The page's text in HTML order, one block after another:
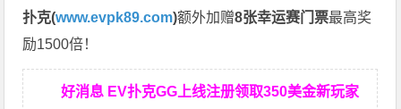
扑克(www.evpk89.com)额外加赠8张幸运赛门票最高奖
励1500倍！
好消息 EV扑克GG上线注册领取350美金新玩家